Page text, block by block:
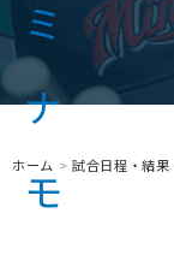
ホーム >試合日程・結果